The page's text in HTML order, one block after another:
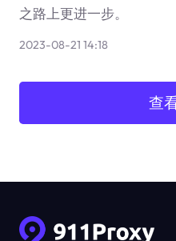
之路上更进一步。
2023-08-21 14:18
查